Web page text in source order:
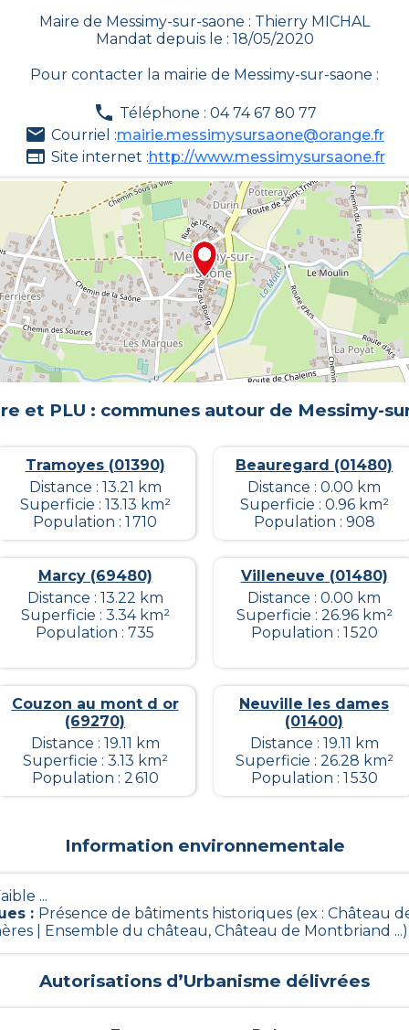
Maire de Messimy-sur-saone : Thierry MICHAL
Mandat depuis le : 18/05/2020
Pour contacter la mairie de Messimy-sur-saone :
Téléphone : 04 74 67 80 77
Courriel :mairie.messimysursaone@orange.fr
Site internet :http://www.messimysursaone.fr
et PLU : communes autour de Messimy-
Tramoyes (01390)
Distance : 13.21 km
Superficie : 13.13 km²
Population : 1 710
Beauregard (01480)
Distance : 0.00 km
Superficie : 0.96 km²
Population : 908
Marcy (69480)
Distance : 13.22 km
Superficie : 3.34 km²
Population : 735
Villeneuve (01480)
Distance : 0.00 km
Superficie : 26.96 km²
Population : 1 520
Couzon au mont d or
(69270)
Distance : 19.11 km
Superficie : 3.13 km²
Population : 2 610
Neuville les dames
(01400)
Distance : 19.11 km
Superficie : 26.28 km²
Population : 1 530
Information environnementale
...
: Présence de bâtiments historiques (ex : Château
| Ensemble du château, Château de Montbriand ...)
Autorisations d’Urbanisme délivrées